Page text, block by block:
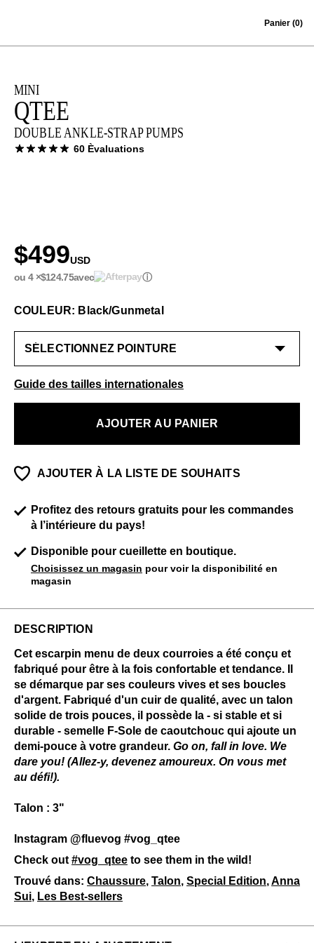
Panier (0)
MINI
QTEE
DOUBLE ANKLE-STRAP PUMPS
60 Èvaluations
$499USD
ou 4 ×$124.75avec ⓘ
COULEUR: Black/Gunmetal
Guide des tailles internationales
AJOUTER AU PANIER
AJOUTER À LA LISTE DE SOUHAITS
Profitez des retours gratuits pour les commandes
à l’intérieure du pays!
Disponible pour cueillette en boutique.
Choisissez un magasin pour voir la disponibilité en
magasin
DESCRIPTION
Cet escarpin menu de deux courroies a été conçu et
fabriqué pour être à la fois confortable et tendance. Il
se démarque par ses couleurs vives et ses boucles
d'argent. Fabriqué d'un cuir de qualité, avec un talon
solide de trois pouces, il possède la - si stable et si
durable - semelle F-Sole de caoutchouc qui ajoute un
demi-pouce à votre grandeur. Go on, fall in love. We
dare you! (Allez-y, devenez amoureux. On vous met
au défi!).
Talon : 3"
Instagram @fluevog #vog_qtee
Check out #vog_qtee to see them in the wild!
Trouvé dans: Chaussure, Talon, Special Edition,Anna
Sui, Les Best-sellers